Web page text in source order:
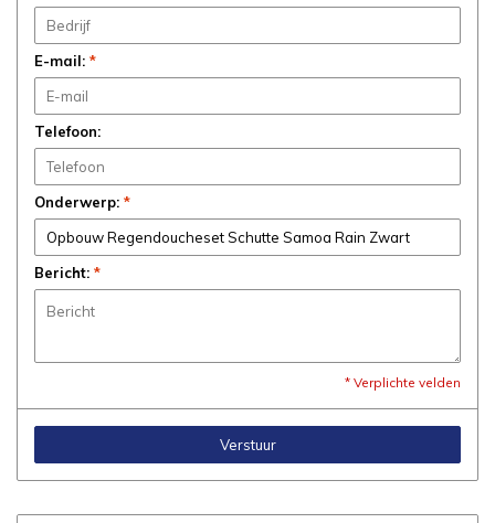
E-mail: *
Telefoon:
Onderwerp: *
Bericht: *
* Verplichte velden
Verstuur